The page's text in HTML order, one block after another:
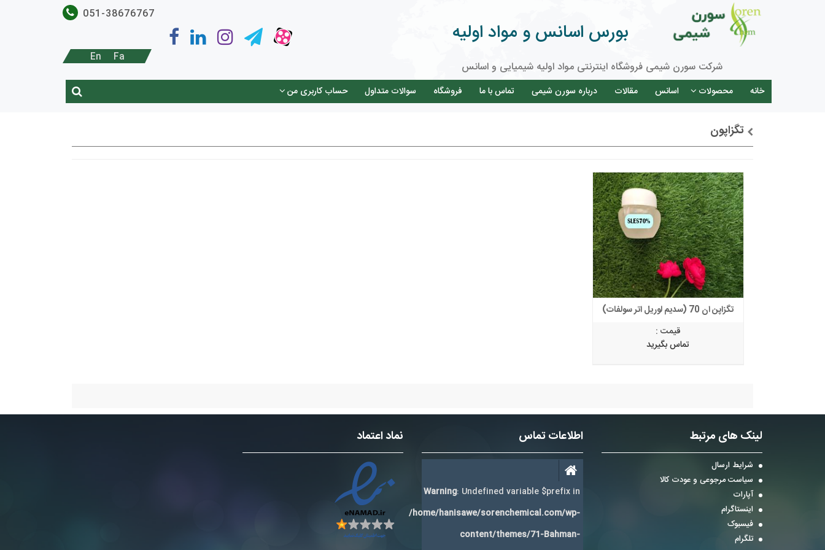
بورس اسانس و مواد اولیه
شرکت سورن شیمی فروشگاه اینترنتی مواد اولیه شیمیایی و اسانس
051-38676767
Fa
En
خانه محصولات اسانس مقالات درباره سورن شیمی تماس با ما فروشگاه سوالات متداول حساب کاربری من
تگزاپون
تگزاپن ان 70 (سدیم لوریل اتر سولفات)
قیمت :
تماس بگیرید
لینک های مرتبط
شرایط ارسال
سیاست مرجوعی و عودت کالا
آپارات
اینستاگرام
فیسبوک
تلگرام
اطلاعات تماس
Warning: Undefined variable $prefix in
/home/hanisawe/sorenchemical.com/wp-
content/themes/71-Bahman-
نماد اعتماد